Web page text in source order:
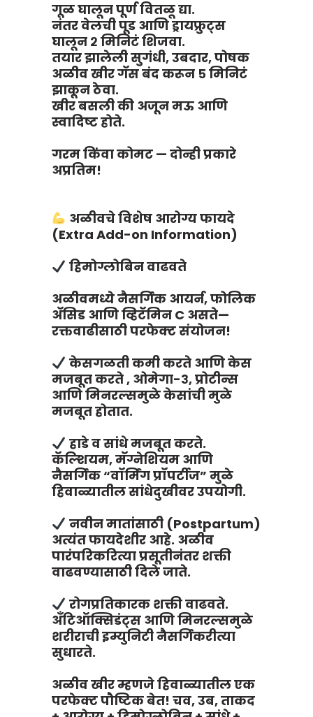
गूळ घालून पूर्ण वितळू द्या.
नंतर वेलची पूड आणि ड्रायफ्रुट्स
घालून २ मिनिटं शिजवा.
तयार झालेली सुगंधी, उबदार, पोषक
अळीव खीर गॅस बंद करून ५ मिनिटं
झाकून ठेवा.
खीर बसली की अजून मऊ आणि
स्वादिष्ट होते.
गरम किंवा कोमट — दोन्ही प्रकारे
अप्रतिम!
अळीवचे विशेष आरोग्य फायदे
(Extra Add-on Information)
हिमोग्लोबिन वाढवते
अळीवमध्ये नैसर्गिक आयर्न, फोलिक
अ‍ॅसिड आणि व्हिटॅमिन C असते—
रक्तवाढीसाठी परफेक्ट संयोजन!
केसगळती कमी करते आणि केस
मजबूत करते , ओमेगा-३, प्रोटीन्स
आणि मिनरल्समुळे केसांची मुळे
मजबूत होतात.
हाडे व सांधे मजबूत करते.
कॅल्शियम, मॅग्नेशियम आणि
नैसर्गिक “वॉर्मिंग प्रॉपर्टीज” मुळे
हिवाळ्यातील सांधेदुखीवर उपयोगी.
नवीन मातांसाठी (Postpartum)
अत्यंत फायदेशीर आहे. अळीव
पारंपरिकरित्या प्रसूतीनंतर शक्ती
वाढवण्यासाठी दिले जाते.
रोगप्रतिकारक शक्ती वाढवते.
अँटिऑक्सिडंट्स आणि मिनरल्समुळे
शरीराची इम्युनिटी नैसर्गिकरीत्या
सुधारते.
अळीव खीर म्हणजे हिवाळ्यातील एक
परफेक्ट पौष्टिक बेत! चव, उब, ताकद